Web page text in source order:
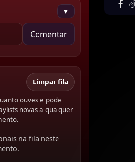
▼
Comentar
Limpar fila
ouves e pode
novas a qualquer
na fila neste